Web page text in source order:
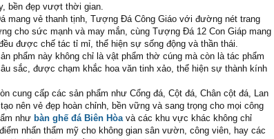
bền đẹp vượt thời gian.
mang vẻ thanh tịnh, Tượng Đá Công Giáo với đường nét trang
cho sức mạnh và may mắn, cùng Tượng Đá 12 Con Giáp mang
được chế tác tỉ mỉ, thể hiện sự sống động và thần thái.
phẩm này không chỉ là vật phẩm thờ cúng mà còn là tác phẩm
sắc, được chạm khắc hoa văn tinh xảo, thể hiện sự thành kính
cung cấp các sản phẩm như Cổng đá, Cột đá, Chân cột đá, Lan
nên vẻ đẹp hoàn chỉnh, bền vững và sang trọng cho mọi công
như bàn ghế đá Biên Hòavà các khu vực khác không chỉ
nhấn thẩm mỹ cho không gian sân vườn, công viên, hay các